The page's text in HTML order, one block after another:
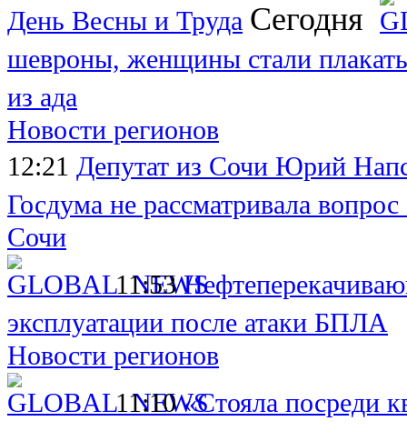
День Весны и Труда Сегодня
шевроны, женщины стали
из ада
Новости регионов
12:21 Депутат из Сочи Юрий
Госдума не рассматривала
Сочи
11:53
эксплуатации после атаки БПЛА
Новости регионов
11:10 «Стояла посреди